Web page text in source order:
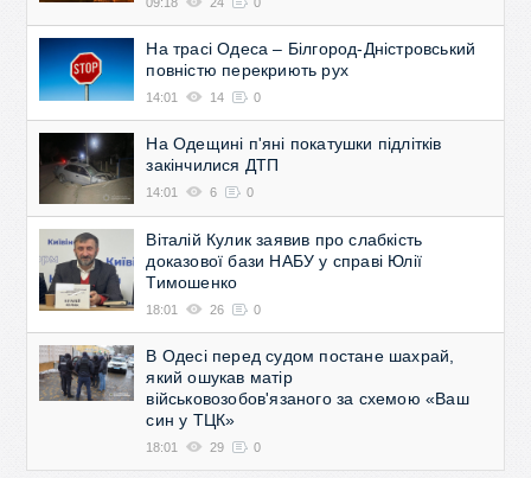
На трасі Одеса – Білгород-Дністровський
повністю перекриють рух
14:01 14 0
На Одещині п'яні покатушки підлітків
закінчилися ДТП
14:01 6 0
Віталій Кулик заявив про слабкість
доказової бази НАБУ у справі Юлії
Тимошенко
18:01 26 0
В Одесі перед судом постане шахрай,
який ошукав матір
військовозобов'язаного за схемою «Ваш
син у ТЦК»
18:01 29 0